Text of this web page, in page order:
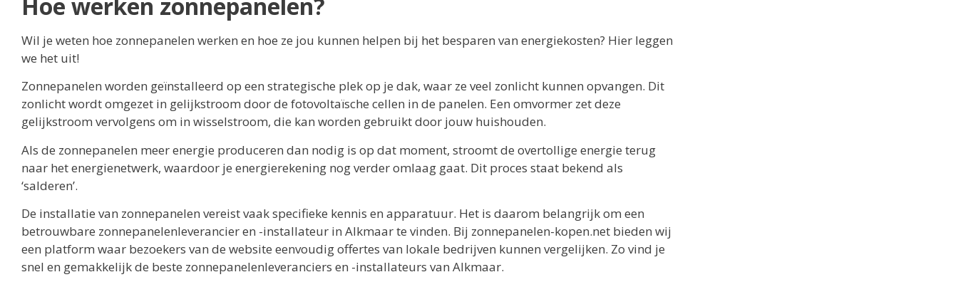
Wil je weten hoe zonnepanelen werken en hoe ze jou kunnen helpen bij het besparen van energiekosten? Hier leggen
we het uit!
Zonnepanelen worden geïnstalleerd op een strategische plek op je dak, waar ze veel zonlicht kunnen opvangen. Dit
zonlicht wordt omgezet in gelijkstroom door de fotovoltaïsche cellen in de panelen. Een omvormer zet deze
gelijkstroom vervolgens om in wisselstroom, die kan worden gebruikt door jouw huishouden.
Als de zonnepanelen meer energie produceren dan nodig is op dat moment, stroomt de overtollige energie terug
naar het energienetwerk, waardoor je energierekening nog verder omlaag gaat. Dit proces staat bekend als
‘salderen’.
De installatie van zonnepanelen vereist vaak specifieke kennis en apparatuur. Het is daarom belangrijk om een
betrouwbare zonnepanelenleverancier en -installateur in Alkmaar te vinden. Bij zonnepanelen-kopen.net bieden wij
een platform waar bezoekers van de website eenvoudig offertes van lokale bedrijven kunnen vergelijken. Zo vind je
snel en gemakkelijk de beste zonnepanelenleveranciers en -installateurs van Alkmaar.